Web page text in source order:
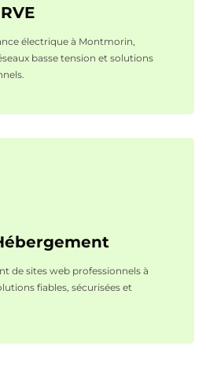
électrique à Montmorin,
basse tension et solutions
de sites web professionnels à
fiables, sécurisées et